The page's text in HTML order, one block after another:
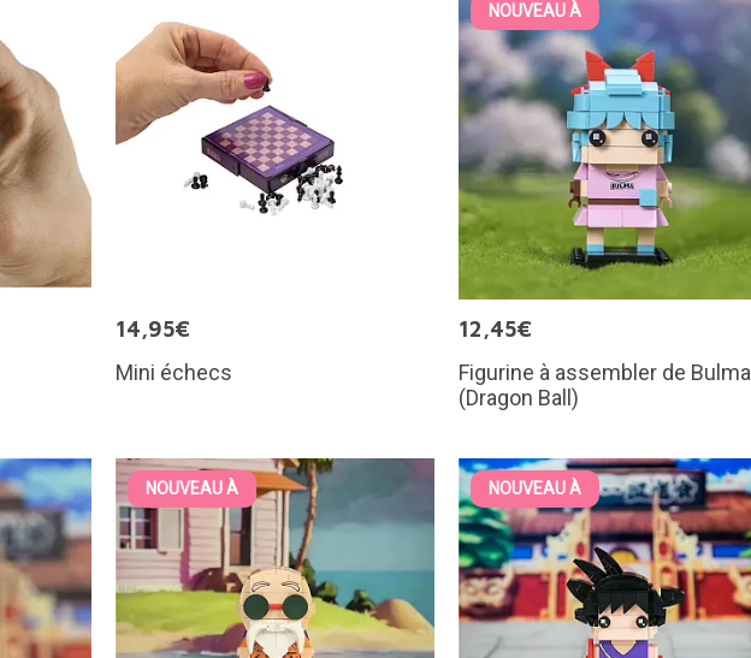
14,95€
Mini échecs
NOUVEAU À
12,45€
Figurine à assembler de Bulma
(Dragon Ball)
NOUVEAU À NOUVEAU À